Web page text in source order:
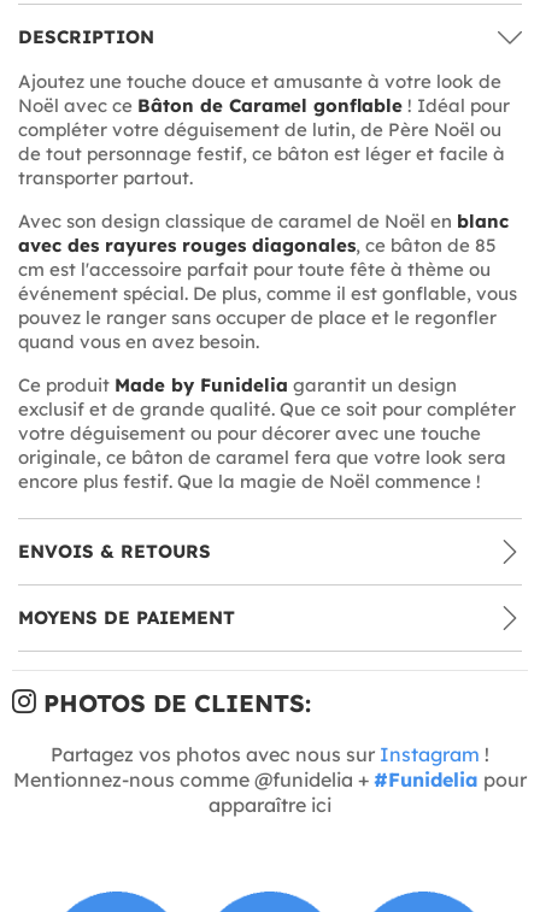
DESCRIPTION
Ajoutez une touche douce et amusante à votre look de
Noël avec ce Bâton de Caramel gonflable ! Idéal pour
compléter votre déguisement de lutin, de Père Noël ou
de tout personnage festif, ce bâton est léger et facile à
transporter partout.
Avec son design classique de caramel de Noël en blanc
avec des rayures rouges diagonales, ce bâton de 85
cm est l'accessoire parfait pour toute fête à thème ou
événement spécial. De plus, comme il est gonflable, vous
pouvez le ranger sans occuper de place et le regonfler
quand vous en avez besoin.
Ce produit Made by Funidelia garantit un design
exclusif et de grande qualité. Que ce soit pour compléter
votre déguisement ou pour décorer avec une touche
originale, ce bâton de caramel fera que votre look sera
encore plus festif. Que la magie de Noël commence !
ENVOIS & RETOURS
MOYENS DE PAIEMENT
PHOTOS DE CLIENTS:
Partagez vos photos avec nous sur Instagram !
Mentionnez-nous comme @funidelia + #Funidelia pour
apparaître ici